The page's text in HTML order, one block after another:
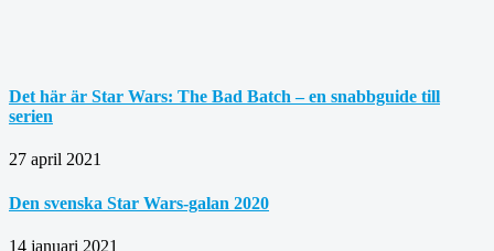
Det här är Star Wars: The Bad Batch – en snabbguide till
serien
27 april 2021
Den svenska Star Wars-galan 2020
14 januari 2021